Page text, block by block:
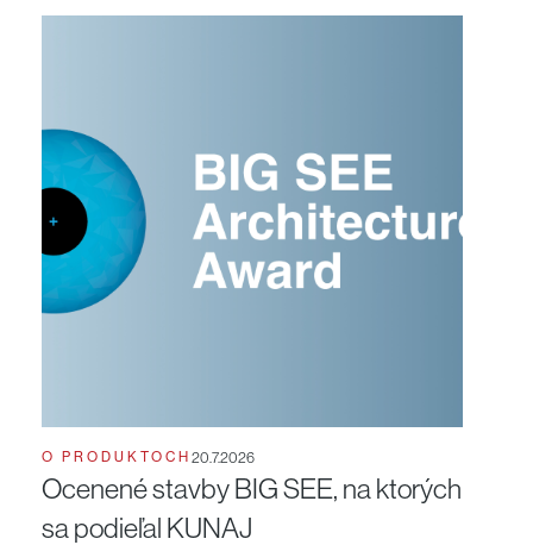
O PRODUKTOCH20.7.2026
Ocenené stavby BIG SEE, na ktorých
sa podieľal KUNAJ